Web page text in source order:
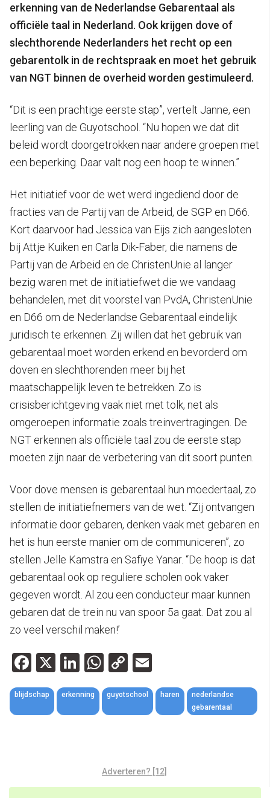
erkenning van de Nederlandse Gebarentaal als
officiële taal in Nederland. Ook krijgen dove of
slechthorende Nederlanders het recht op een
gebarentolk in de rechtspraak en moet het gebruik
van NGT binnen de overheid worden gestimuleerd.
“Dit is een prachtige eerste stap”, vertelt Janne, een
leerling van de Guyotschool. “Nu hopen we dat dit
beleid wordt doorgetrokken naar andere groepen met
een beperking. Daar valt nog een hoop te winnen.”
Het initiatief voor de wet werd ingediend door de
fracties van de Partij van de Arbeid, de SGP en D66.
Kort daarvoor had Jessica van Eijs zich aangesloten
bij Attje Kuiken en Carla Dik-Faber, die namens de
Partij van de Arbeid en de ChristenUnie al langer
bezig waren met de initiatiefwet die we vandaag
behandelen, met dit voorstel van PvdA, ChristenUnie
en D66 om de Nederlandse Gebarentaal eindelijk
juridisch te erkennen. Zij willen dat het gebruik van
gebarentaal moet worden erkend en bevorderd om
doven en slechthorenden meer bij het
maatschappelijk leven te betrekken. Zo is
crisisberichtgeving vaak niet met tolk, net als
omgeroepen informatie zoals treinvertragingen. De
NGT erkennen als officiële taal zou de eerste stap
moeten zijn naar de verbetering van dit soort punten.
Voor dove mensen is gebarentaal hun moedertaal, zo
stellen de initiatiefnemers van de wet. “Zij ontvangen
informatie door gebaren, denken vaak met gebaren en
het is hun eerste manier om de communiceren”, zo
stellen Jelle Kamstra en Safiye Yanar. “De hoop is dat
gebarentaal ook op reguliere scholen ook vaker
gegeven wordt. Al zou een conducteur maar kunnen
gebaren dat de trein nu van spoor 5a gaat. Dat zou al
zo veel verschil maken!’
Facebook
X LinkedIn
WhatsApp
Copy
Link
blijdschap erkenning guyotschool haren
nederlandse
gebarentaal
Adverteren? [12]